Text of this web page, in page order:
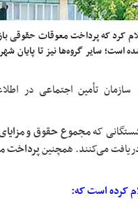
کرد که پرداخت معوقات حقوقی
آغاز شده است؛ سایر گروه‌ها نیز تا
سازمان تأمین اجتماعی در
که
می‌کنند. همچنینپرداخت
کرده است که: